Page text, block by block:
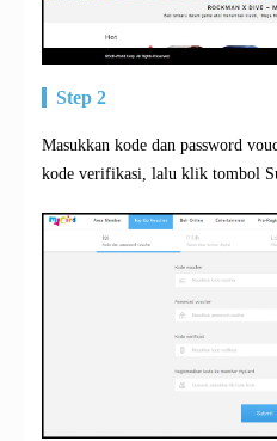
Step 2
Masukkan kode dan password
kode verifikasi, lalu klik tombol